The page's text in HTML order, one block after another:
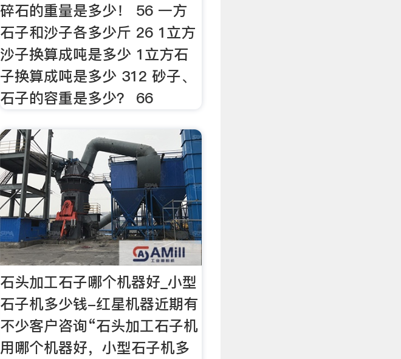
碎石的重量是多少！ 56 一方
石子和沙子各多少斤 26 1立方
沙子换算成吨是多少 1立方石
子换算成吨是多少 312 砂子、
石子的容重是多少？ 66
石头加工石子哪个机器好_小型
石子机多少钱-红星机器近期有
不少客户咨询“石头加工石子机
用哪个机器好，小型石子机多